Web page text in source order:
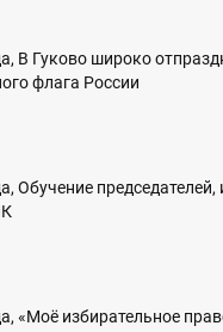
В Гуково широко
флага России
Обучение председателей,
«Моё избирательное